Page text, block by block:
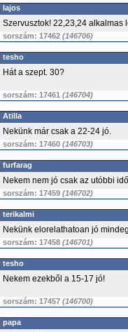
lajos
Szervusztok! 22,23,24 alkalmas
sorszám: 17462 (146706)
tesho
Hát a szept. 30?
sorszám: 17461 (146704)
Atilla
Nekünk már csak a 22-24 jó.
sorszám: 17460 (146703)
furfarag
Nekem nem jó csak az utóbbi
sorszám: 17459 (146702)
terikalmi
Nekünk elorelathatoan jó
sorszám: 17458 (146701)
tesho
Nekem ezekből a 15-17 jó!
sorszám: 17457 (146700)
papa